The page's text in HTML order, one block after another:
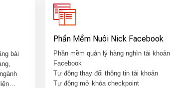
bài
Phần Mềm Nuôi Nick Facebook
Phần mềm quản lý hàng nghìn tài khoản
Facebook
Tự động thay đổi thông tin tài khoản
Tự động mở khóa checkpoint